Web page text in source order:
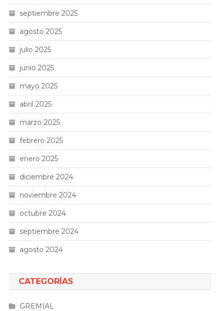
septiembre 2025
agosto 2025
julio 2025
junio 2025
mayo 2025
abril 2025
marzo 2025
febrero 2025
enero 2025
diciembre 2024
noviembre 2024
octubre 2024
septiembre 2024
agosto 2024
CATEGORÍAS
GREMIAL